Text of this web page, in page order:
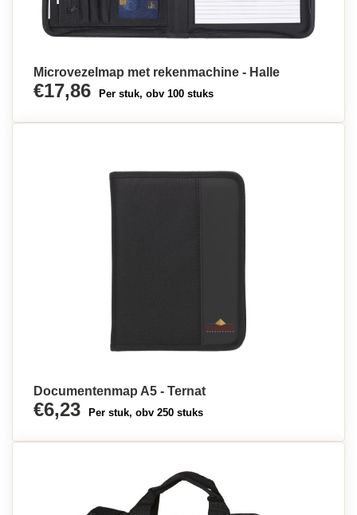
Microvezelmap met rekenmachine - Halle
€17,86 Per stuk, obv 100 stuks
Documentenmap A5 - Ternat
€6,23 Per stuk, obv 250 stuks